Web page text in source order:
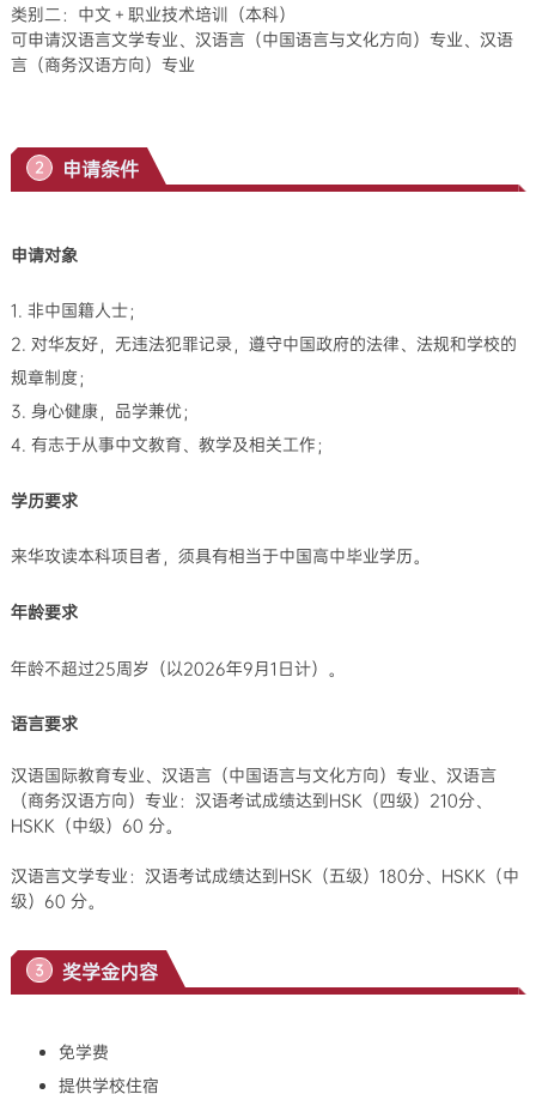
类别二：中文＋职业技术培训（本科）
可申请汉语言文学专业、汉语言（中国语言与文化方向）专业、汉语
言（商务汉语方向）专业
2 申请条件
申请对象
1. 非中国籍人士；
2. 对华友好，无违法犯罪记录，遵守中国政府的法律、法规和学校的
规章制度；
3. 身心健康，品学兼优；
4. 有志于从事中文教育、教学及相关工作；
学历要求
来华攻读本科项目者，须具有相当于中国高中毕业学历。
年龄要求
年龄不超过25周岁（以2026年9月1日计）。
语言要求
汉语国际教育专业、 汉语言（中国语言与文化方向）专业、汉语言
（商务汉语方向）专业 ： 汉语考试成绩达到HSK（四级）210分、
HSKK（中级）60 分。
汉语言文学专业： 汉语考试成绩达到HSK（五级）180分、HSKK（中
级）60 分。
3 奖学金内容
免学费
提供学校住宿